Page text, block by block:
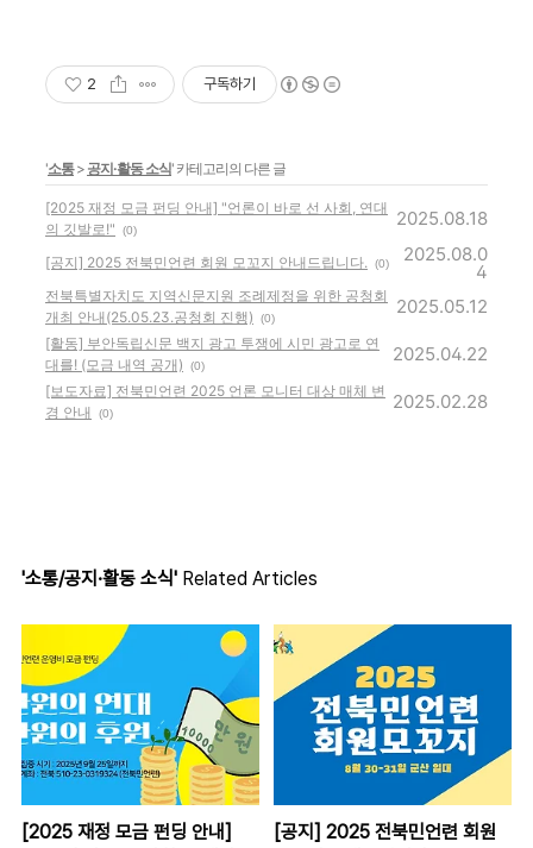
2 구독하기
'소통> 공지·활동 소식' 카테고리의 다른 글
[2025 재정 모금 펀딩 안내] "언론이 바로 선 사회, 연대
의 깃발로!"
(0)
2025.08.18
[공지] 2025 전북민언련 회원 모꼬지 안내드립니다. (0) 2025.08.0
4
전북특별자치도 지역신문지원 조례제정을 위한 공청회
개최 안내(25.05.23.공청회 진행)
(0)
2025.05.12
[활동] 부안독립신문 백지 광고 투쟁에 시민 광고로 연
대를! (모금 내역 공개)
(0)
2025.04.22
[보도자료] 전북민언련 2025 언론 모니터 대상 매체 변
경 안내
(0)
2025.02.28
'소통/공지·활동 소식' Related Articles
[2025 재정 모금 펀딩 안내]
[공지] 2025 전북민언련 회원